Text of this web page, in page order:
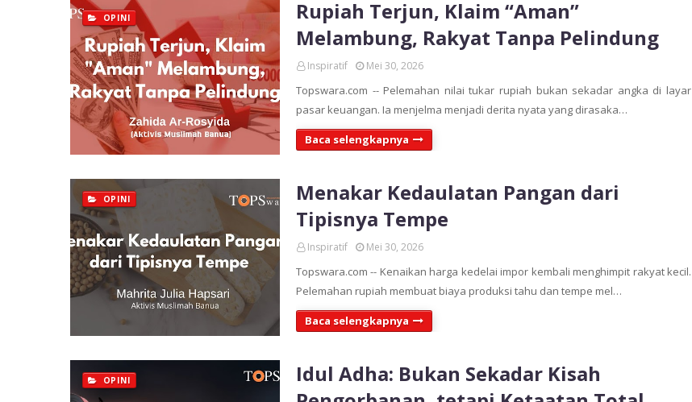
OPINI
Rupiah Terjun, Klaim “Aman”
Melambung, Rakyat Tanpa Pelindung
Inspiratif Mei 30, 2026
Topswara.com -- Pelemahan nilai tukar rupiah bukan sekadar angka di layar
pasar keuangan. Ia menjelma menjadi derita nyata yang dirasaka…
Baca selengkapnya
OPINI
Menakar Kedaulatan Pangan dari
Tipisnya Tempe
Inspiratif Mei 30, 2026
Topswara.com -- Kenaikan harga kedelai impor kembali menghimpit rakyat kecil.
Pelemahan rupiah membuat biaya produksi tahu dan tempe mel…
Baca selengkapnya
OPINI
Idul Adha: Bukan Sekadar Kisah